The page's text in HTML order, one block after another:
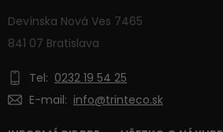
Devínska Nová Ves 7465
841 07 Bratislava
Tel: 0232 19 54 25
E-mail: info@trinteco.sk